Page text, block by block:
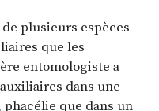
plusieurs espèces
que les
entomologiste a
dans une
que dans un